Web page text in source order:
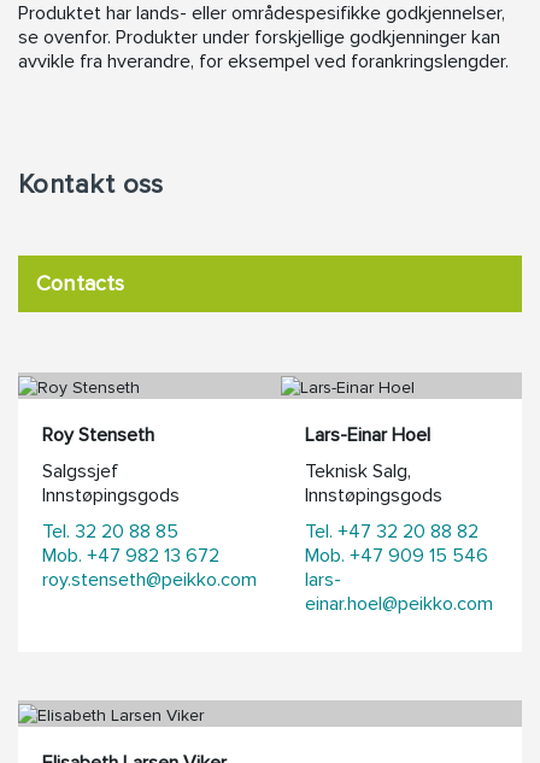
Produktet har lands- eller områdespesifikke godkjennelser,
se ovenfor. Produkter under forskjellige godkjenninger kan
avvikle fra hverandre, for eksempel ved forankringslengder.
Kontakt oss
Contacts
Roy Stenseth
Salgssjef
Innstøpingsgods
Tel. 32 20 88 85
Mob. +47 982 13 672
roy.stenseth@peikko.com
Lars-Einar Hoel
Teknisk Salg,
Innstøpingsgods
Tel. +47 32 20 88 82
Mob. +47 909 15 546
lars-
einar.hoel@peikko.com